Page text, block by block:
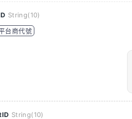
String(10)
台商代號
String(10)